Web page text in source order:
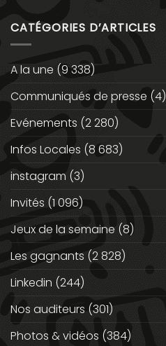
CATÉGORIES D’ARTICLES
A la une (9 338)
Communiqués de presse (4)
Evénements (2 280)
Infos Locales (8 683)
instagram (3)
Invités (1 096)
Jeux de la semaine (8)
Les gagnants (2 828)
Linkedin (244)
Nos auditeurs (301)
Photos & vidéos (384)